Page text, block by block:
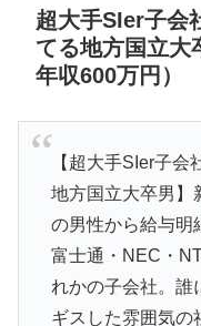
超大手SIer子会
てる地方国立大
年収600万円）
【超大手SIer子
地方国立大卒男】
の男性から給与明
富士通・NEC・
れかの子会社。誰
ギスした雰囲気の